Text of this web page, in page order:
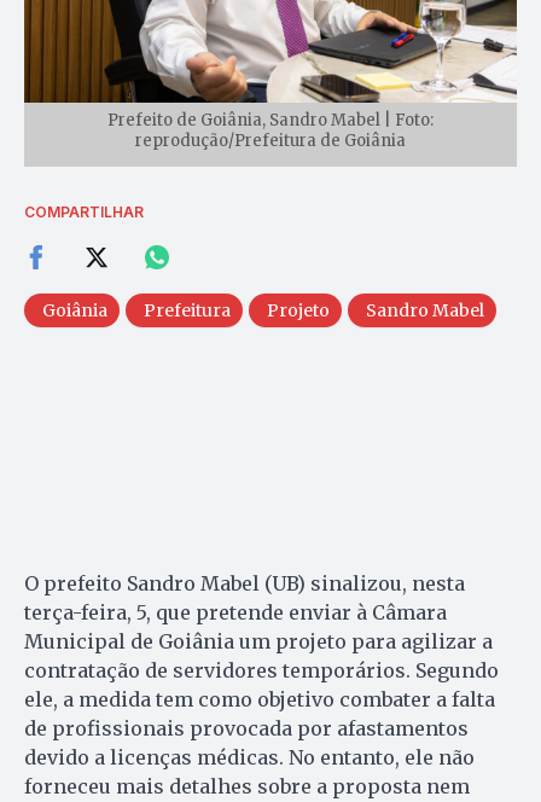
Prefeito de Goiânia, Sandro Mabel | Foto:
reprodução/Prefeitura de Goiânia
COMPARTILHAR
Goiânia Prefeitura Projeto Sandro Mabel
O prefeito Sandro Mabel (UB) sinalizou, nesta
terça-feira, 5, que pretende enviar à Câmara
Municipal de Goiânia um projeto para agilizar a
contratação de servidores temporários. Segundo
ele, a medida tem como objetivo combater a falta
de profissionais provocada por afastamentos
devido a licenças médicas. No entanto, ele não
forneceu mais detalhes sobre a proposta nem